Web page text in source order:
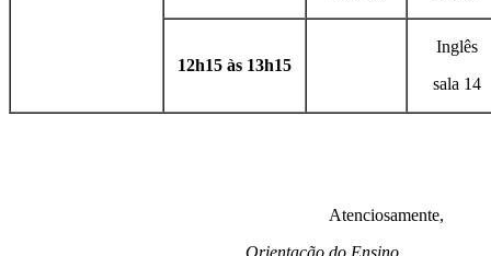
12h15 às 13h15
Inglês
sala 14
Atenciosamente,
Orientação do Ensino